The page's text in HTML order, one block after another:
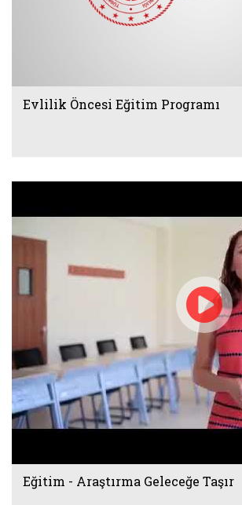
Evlilik Öncesi Eğitim Programı
Eğitim - Araştırma Geleceğe Taşır